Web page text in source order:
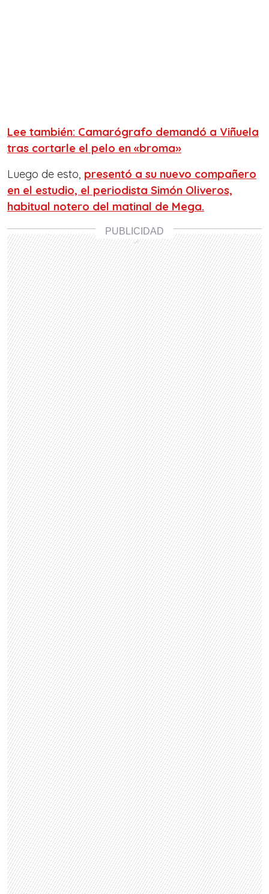
Lee también: Camarógrafo demandó a Viñuela
tras cortarle el pelo en «broma»
Luego de esto, presentó a su nuevo compañero
en el estudio, el periodista Simón Oliveros,
habitual notero del matinal de Mega.